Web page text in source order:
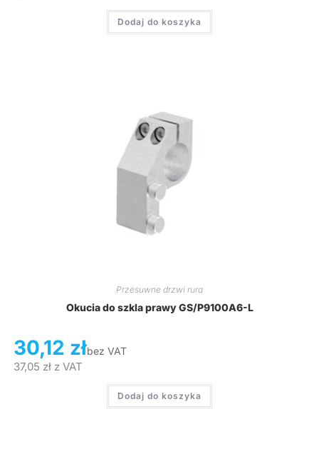
Dodaj do koszyka
Przesuwne drzwi rura
Okucia do szkla prawy GS/P9100A6-L
30,12 złbez VAT
37,05 złz VAT
Dodaj do koszyka